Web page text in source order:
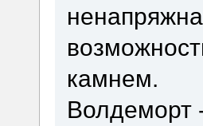
камнем.
Волдеморт